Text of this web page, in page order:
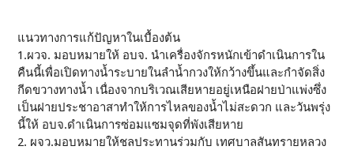
แนวทางการแก้ปัญหา​ในเบื้องต้น
1.ผวจ. มอบหมายให้ อบจ. นำเครื่องจักรหนักเข้าดำเนินการใน
คืนนี้เพื่อเปิดทางน้ำระบายในลำน้ำกวงให้กว้างขึ้นและกำจัดสิ่ง
กีดขวางทางน้ำ เนื่องจากบริเวณ​เสียหายอยู่เหนือฝายป่าแพ่งซึ่ง
เป็นฝายประชาอาสาทำให้การไหลของน้ำไม่สะดวก และวันพรุ่ง
นี้ให้ อบจ.ดำเนินการซ่อมแซมจุดที่พังเสียหาย
2. ผจว.มอบหมายให้ชลประทานร่วมกับ เทศบาลสันทรายหลวง